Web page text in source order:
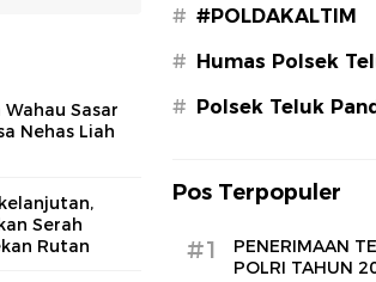
Sasar
Nehas Liah
Serah
Rutan
# #POLDAKALTIM
#
Humas Polsek
#
Polsek Teluk
Pos Terpopuler
#1
PENERIMAAN
POLRI TAHUN